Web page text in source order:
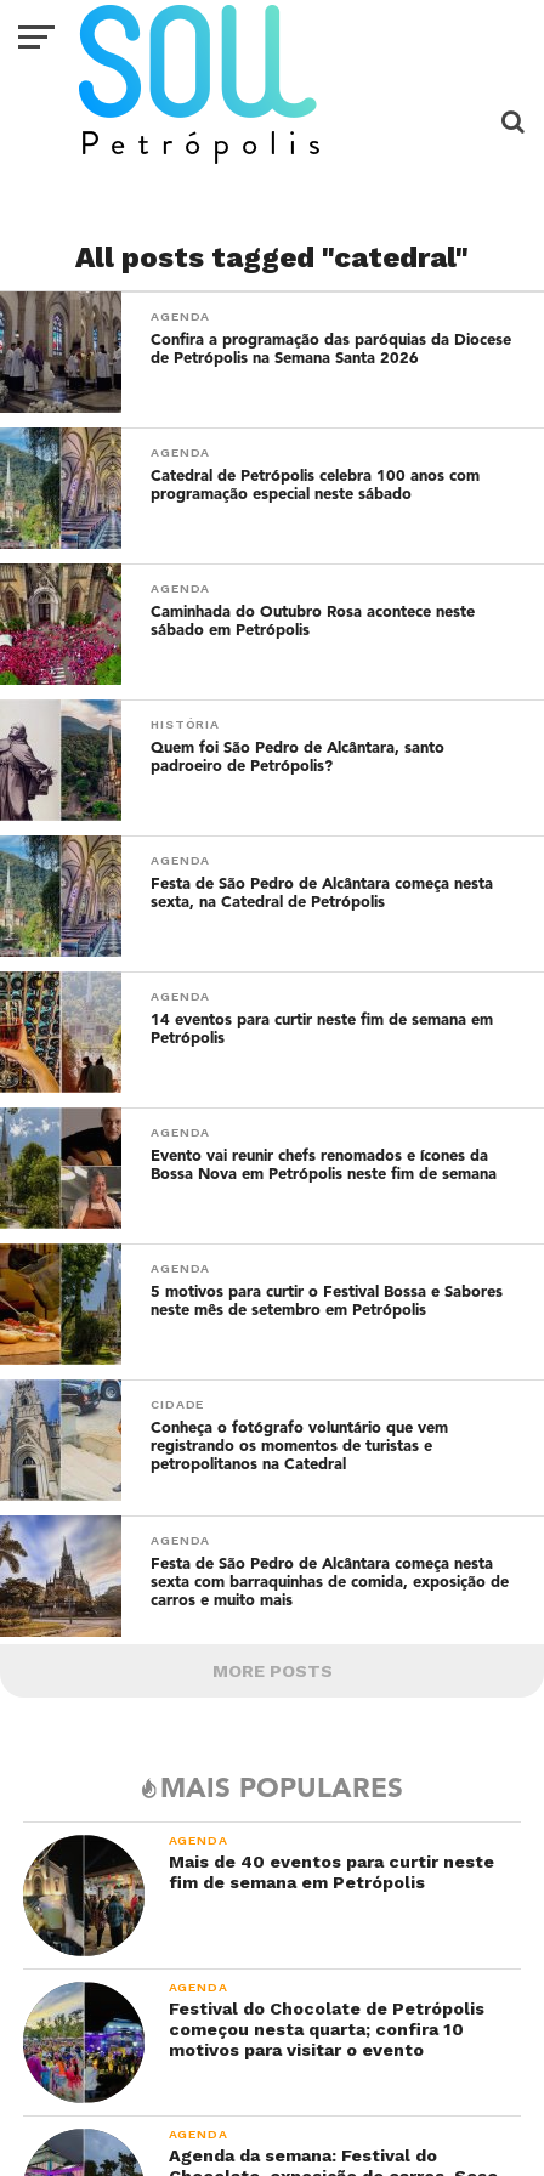
All posts tagged "catedral"
AGENDA
Confira a programação das paróquias da Diocese
de Petrópolis na Semana Santa 2026
AGENDA
Catedral de Petrópolis celebra 100 anos com
programação especial neste sábado
AGENDA
Caminhada do Outubro Rosa acontece neste
sábado em Petrópolis
HISTÓRIA
Quem foi São Pedro de Alcântara, santo
padroeiro de Petrópolis?
AGENDA
Festa de São Pedro de Alcântara começa nesta
sexta, na Catedral de Petrópolis
AGENDA
14 eventos para curtir neste fim de semana em
Petrópolis
AGENDA
Evento vai reunir chefs renomados e ícones da
Bossa Nova em Petrópolis neste fim de semana
AGENDA
5 motivos para curtir o Festival Bossa e Sabores
neste mês de setembro em Petrópolis
CIDADE
Conheça o fotógrafo voluntário que vem
registrando os momentos de turistas e
petropolitanos na Catedral
AGENDA
Festa de São Pedro de Alcântara começa nesta
sexta com barraquinhas de comida, exposição de
carros e muito mais
MORE POSTS
MAIS POPULARES
AGENDA
Mais de 40 eventos para curtir neste
fim de semana em Petrópolis
AGENDA
Festival do Chocolate de Petrópolis
começou nesta quarta; confira 10
motivos para visitar o evento
AGENDA
Agenda da semana: Festival do